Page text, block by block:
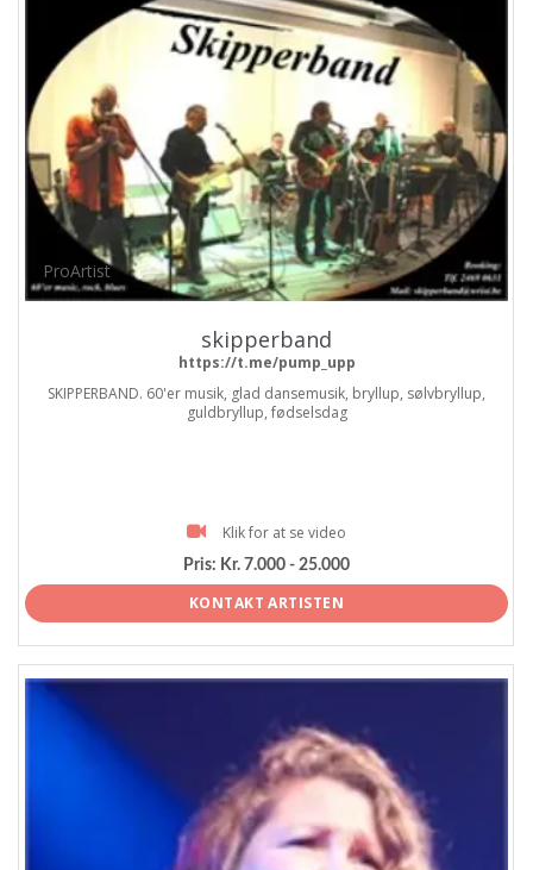
ProArtist
skipperband
https://t.me/pump_upp
SKIPPERBAND. 60'er musik, glad dansemusik, bryllup, sølvbryllup,
guldbryllup, fødselsdag
Klik for at se video
Pris: Kr. 7.000 - 25.000
KONTAKT ARTISTEN